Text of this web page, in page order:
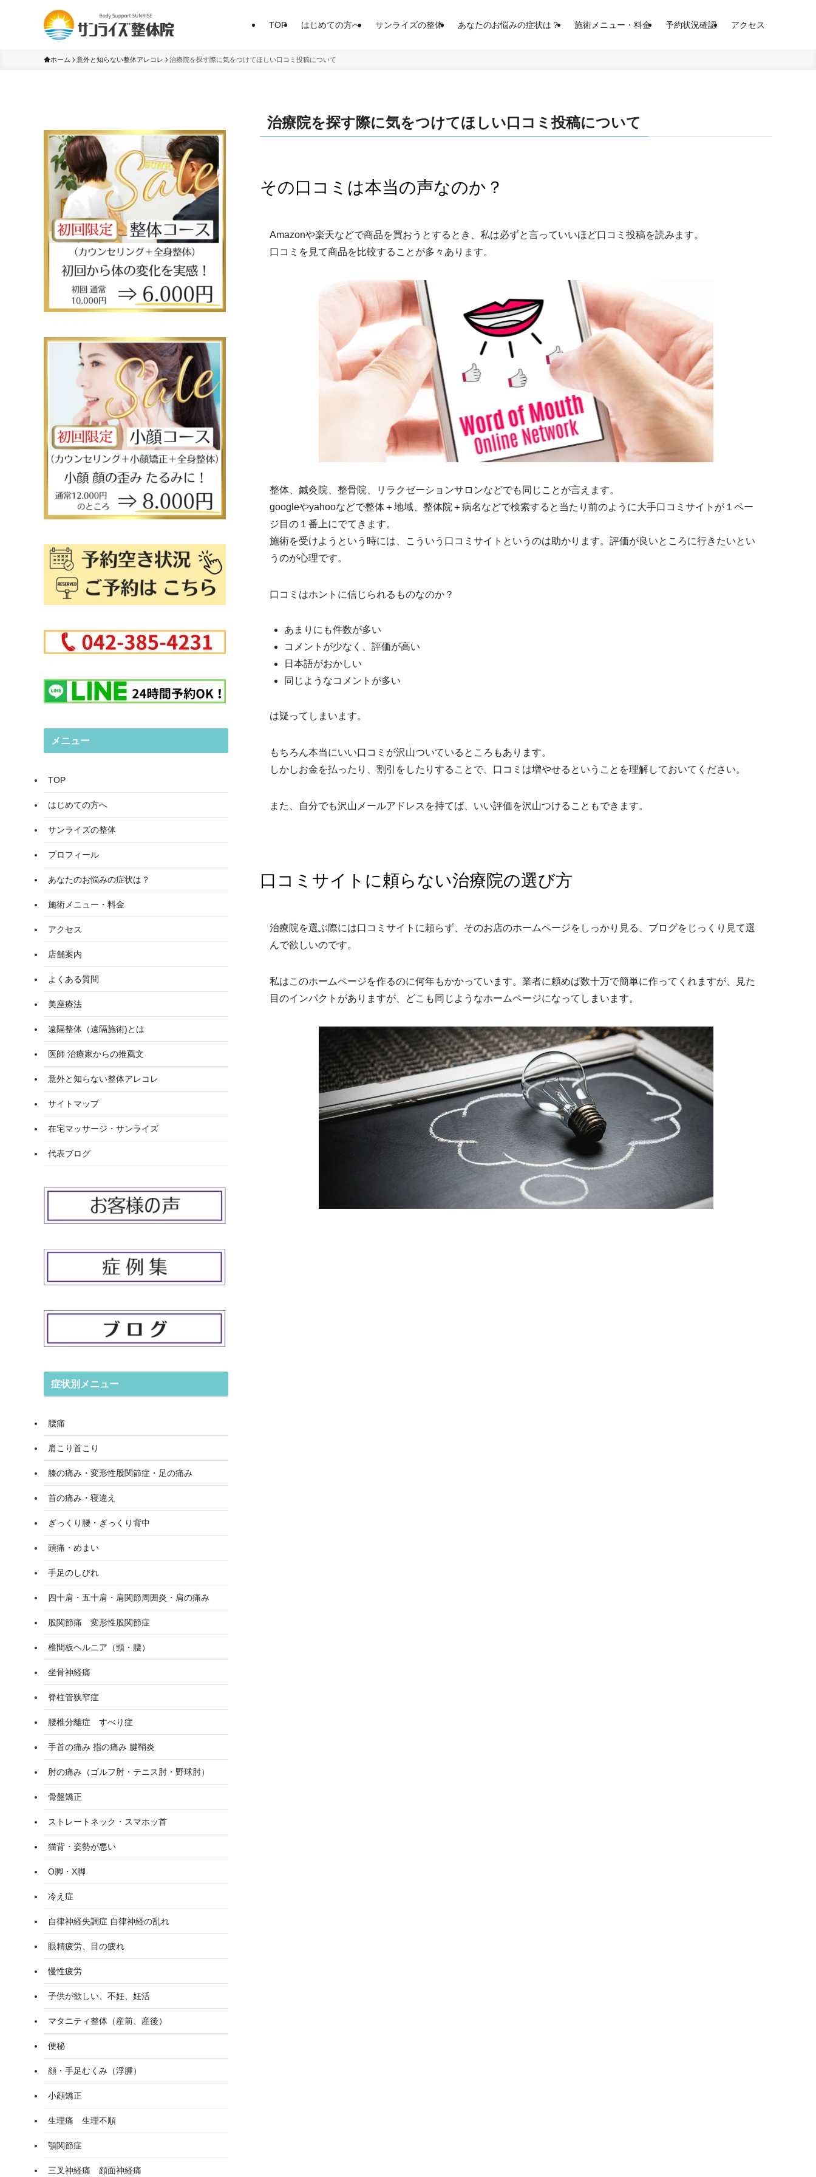
TOP はじめての方へ サンライズの整体 あなたのお悩みの症状は？ 施術メニュー・料金 予約状況確認 アクセス
ホーム 意外と知らない整体アレコレ 治療院を探す際に気をつけてほしい口コミ投稿について
治療院を探す際に気をつけてほしい口コミ投稿について
その口コミは本当の声なのか？
Amazonや楽天などで商品を買おうとするとき、私は必ずと言っていいほど口コミ投稿を読みます。
口コミを見て商品を比較することが多々あります。
整体、鍼灸院、整骨院、リラクゼーションサロンなどでも同じことが言えます。
googleやyahooなどで整体＋地域、整体院＋病名などで検索すると当たり前のように大手口コミサイトが１ペー
ジ目の１番上にでてきます。
施術を受けようという時には、こういう口コミサイトというのは助かります。評価が良いところに行きたいとい
うのが心理です。
口コミはホントに信じられるものなのか？
あまりにも件数が多い
コメントが少なく、評価が高い
日本語がおかしい
同じようなコメントが多い
は疑ってしまいます。
もちろん本当にいい口コミが沢山ついているところもあります。
しかしお金を払ったり、割引をしたりすることで、口コミは増やせるということを理解しておいてください。
また、自分でも沢山メールアドレスを持てば、いい評価を沢山つけることもできます。
口コミサイトに頼らない治療院の選び方
治療院を選ぶ際には口コミサイトに頼らず、そのお店のホームページをしっかり見る、ブログをじっくり見て選
んで欲しいのです。
私はこのホームページを作るのに何年もかかっています。業者に頼めば数十万で簡単に作ってくれますが、見た
目のインパクトがありますが、どこも同じようなホームページになってしまいます。
メニュー
TOP
はじめての方へ
サンライズの整体
プロフィール
あなたのお悩みの症状は？
施術メニュー・料金
アクセス
店舗案内
よくある質問
美座療法
遠隔整体（遠隔施術)とは
医師 治療家からの推薦文
意外と知らない整体アレコレ
サイトマップ
在宅マッサージ・サンライズ
代表ブログ
症状別メニュー
腰痛
肩こり首こり
膝の痛み・変形性股関節症・足の痛み
首の痛み・寝違え
ぎっくり腰・ぎっくり背中
頭痛・めまい
手足のしびれ
四十肩・五十肩・肩関節周囲炎・肩の痛み
股関節痛 変形性股関節症
椎間板ヘルニア（頸・腰）
坐骨神経痛
脊柱管狭窄症
腰椎分離症 すべり症
手首の痛み 指の痛み 腱鞘炎
肘の痛み（ゴルフ肘・テニス肘・野球肘）
骨盤矯正
ストレートネック・スマホッ首
猫背・姿勢が悪い
O脚・X脚
冷え症
自律神経失調症 自律神経の乱れ
眼精疲労、目の疲れ
慢性疲労
子供が欲しい、不妊、妊活
マタニティ整体（産前、産後）
便秘
顔・手足むくみ（浮腫）
小顔矯正
生理痛 生理不順
顎関節症
三叉神経痛 顔面神経痛